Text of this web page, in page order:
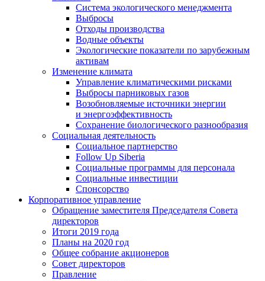
Система экологического менеджмента
Выбросы
Отходы производства
Водные объекты
Экологические показатели по зарубежным
активам
Изменение климата
Управление климатическими рисками
Выбросы парниковых газов
Возобновляемые источники энергии
и энергоэффективность
Сохранение биологического разнообразия
Социальная деятельность
Социальное партнерство
Follow Up Siberia
Социальные программы для персонала
Социальные инвестиции
Спонсорство
Корпоративное управление
Обращение заместителя Председателя Совета
директоров
Итоги 2019 года
Планы на 2020 год
Общее собрание акционеров
Совет директоров
Правление